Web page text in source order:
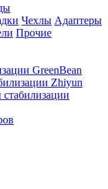
Чехлы Адаптеры
Прочие
GreenBean
Zhiyun